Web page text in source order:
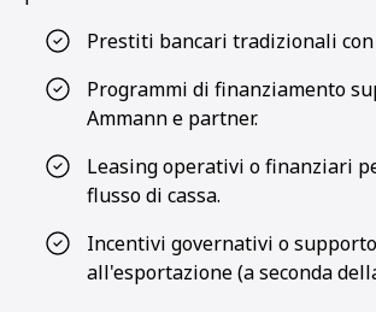
Prestiti bancari tradizionali
Programmi di finanziamento
Ammann e partner.
Leasing operativi o finanziari
flusso di cassa.
Incentivi governativi o
all'esportazione (a seconda